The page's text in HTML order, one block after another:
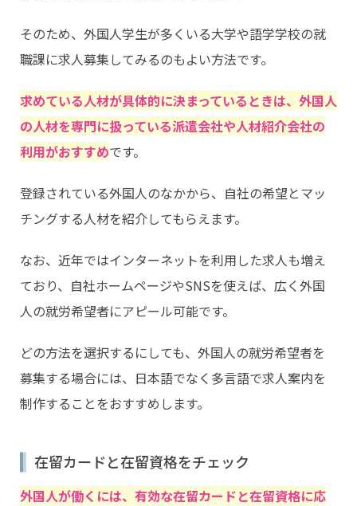
そのため、外国人学生が多くいる大学や語学学校の就
職課に求人募集してみるのもよい方法です。
求めている人材が具体的に決まっているときは、外国人
の人材を専門に扱っている派遣会社や人材紹介会社の
利用がおすすめです。
登録されている外国人のなかから、自社の希望とマッ
チングする人材を紹介してもらえます。
なお、近年ではインターネットを利用した求人も増え
ており、自社ホームページやSNSを使えば、広く外国
人の就労希望者にアピール可能です。
どの方法を選択するにしても、外国人の就労希望者を
募集する場合には、日本語でなく多言語で求人案内を
制作することをおすすめします。
在留カードと在留資格をチェック
外国人が働くには、有効な在留カードと在留資格に応